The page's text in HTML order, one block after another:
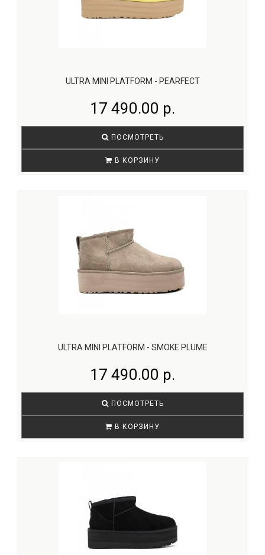
ULTRA MINI PLATFORM - PEARFECT
17 490.00 р.
ПОСМОТРЕТЬ
В КОРЗИНУ
ULTRA MINI PLATFORM - SMOKE PLUME
17 490.00 р.
ПОСМОТРЕТЬ
В КОРЗИНУ